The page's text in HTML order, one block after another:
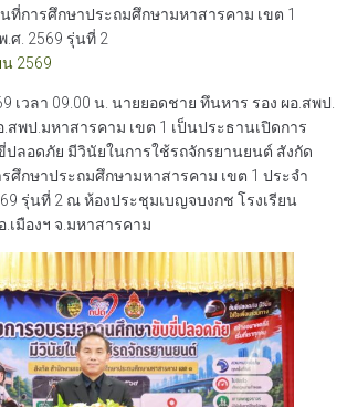
ที่การศึกษาประถมศึกษามหาสารคาม เขต 1
ศ. 2569 รุ่นที่ 2
2569
เวลา 09.00 น. นายยอดชาย ทึนหาร รอง ผอ.สพป.
สพป.มหาสารคาม เขต 1 เป็นประธานเปิดการ
ลอดภัย มีวินัยในการใช้รถจักรยานยนต์ สังกัด
ศึกษาประถมศึกษามหาสารคาม เขต 1 ประจำ
รุ่นที่ 2 ณ ห้องประชุมเบญจบงกช โรงเรียน
เมืองฯ จ.มหาสารคาม